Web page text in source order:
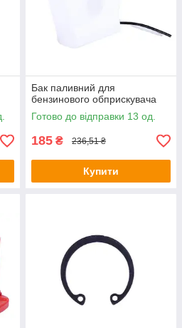
Бак паливний для
бензинового обприскувача
Готово до відправки 13 од.
185 ₴ 236,51 ₴
Купити